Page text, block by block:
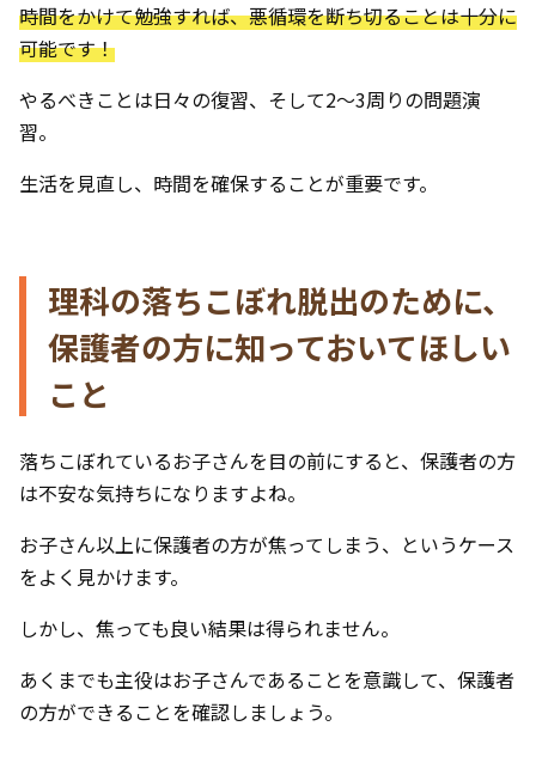
時間をかけて勉強すれば、悪循環を断ち切ることは十分に
可能です！
やるべきことは日々の復習、そして2〜3周りの問題演
習。
生活を見直し、時間を確保することが重要です。
理科の落ちこぼれ脱出のために、
保護者の方に知っておいてほしい
こと
落ちこぼれているお子さんを目の前にすると、保護者の方
は不安な気持ちになりますよね。
お子さん以上に保護者の方が焦ってしまう、というケース
をよく見かけます。
しかし、焦っても良い結果は得られません。
あくまでも主役はお子さんであることを意識して、保護者
の方ができることを確認しましょう。